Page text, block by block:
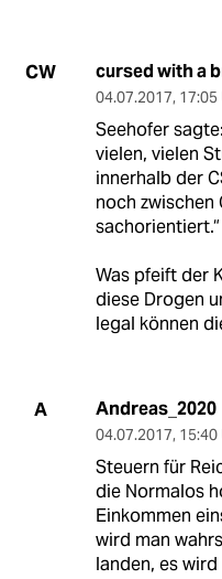
CW cursed with a
04.07.2017, 17:05
Seehofer
vielen, vielen
innerhalb der
noch zwischen
sachorientiert.“
Was pfeift der
diese Drogen
legal können
A Andreas_2020
04.07.2017, 15:40
Steuern für
die Normalos
Einkommen
wird man
landen, es